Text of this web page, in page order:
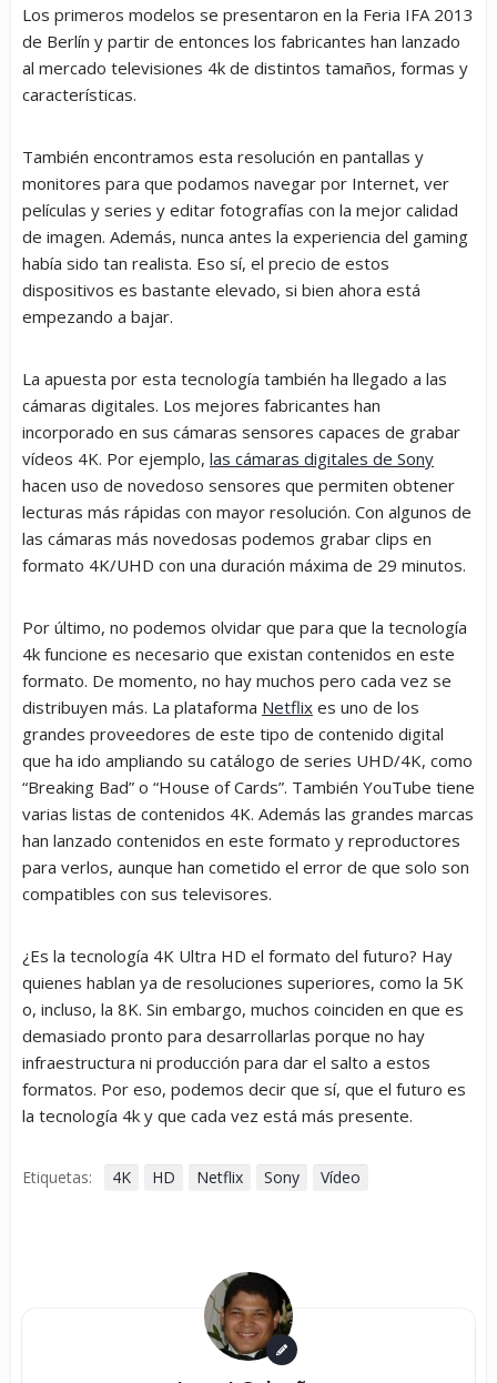
Los primeros modelos se presentaron en la Feria IFA 2013
de Berlín y partir de entonces los fabricantes han lanzado
al mercado televisiones 4k de distintos tamaños, formas y
características.
También encontramos esta resolución en pantallas y
monitores para que podamos navegar por Internet, ver
películas y series y editar fotografías con la mejor calidad
de imagen. Además, nunca antes la experiencia del gaming
había sido tan realista. Eso sí, el precio de estos
dispositivos es bastante elevado, si bien ahora está
empezando a bajar.
La apuesta por esta tecnología también ha llegado a las
cámaras digitales. Los mejores fabricantes han
incorporado en sus cámaras sensores capaces de grabar
vídeos 4K. Por ejemplo, las cámaras digitales de Sony
hacen uso de novedoso sensores que permiten obtener
lecturas más rápidas con mayor resolución. Con algunos de
las cámaras más novedosas podemos grabar clips en
formato 4K/UHD con una duración máxima de 29 minutos.
Por último, no podemos olvidar que para que la tecnología
4k funcione es necesario que existan contenidos en este
formato. De momento, no hay muchos pero cada vez se
distribuyen más. La plataforma Netflix es uno de los
grandes proveedores de este tipo de contenido digital
que ha ido ampliando su catálogo de series UHD/4K, como
“Breaking Bad” o “House of Cards”. También YouTube tiene
varias listas de contenidos 4K. Además las grandes marcas
han lanzado contenidos en este formato y reproductores
para verlos, aunque han cometido el error de que solo son
compatibles con sus televisores.
¿Es la tecnología 4K Ultra HD el formato del futuro? Hay
quienes hablan ya de resoluciones superiores, como la 5K
o, incluso, la 8K. Sin embargo, muchos coinciden en que es
demasiado pronto para desarrollarlas porque no hay
infraestructura ni producción para dar el salto a estos
formatos. Por eso, podemos decir que sí, que el futuro es
la tecnología 4k y que cada vez está más presente.
Etiquetas: 4K HD Netflix Sony Vídeo